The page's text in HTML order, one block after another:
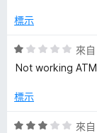
分
分
分
滿
分
分
標示
評
價
分
滿
來自
Not working ATM
標示
評
來自